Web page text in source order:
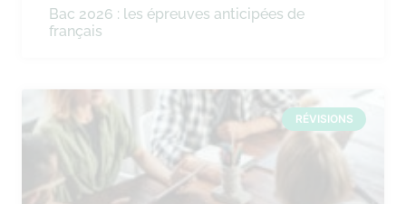
Bac 2026 : les épreuves anticipées de
français
RÉVISIONS